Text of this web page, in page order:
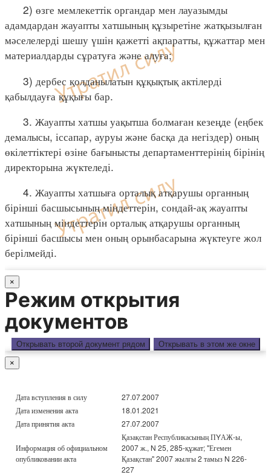
2) өзге мемлекеттік органдар мен лауазымды
адамдардан жауапты хатшының құзыретіне жатқызылған
мәселелерді шешу үшін қажетті ақпаратты, құжаттар мен
материалдарды сұратуға және алуға;
3) дербес қолданылатын құқықтық актілерді
қабылдауға құқығы бар.
3. Жауапты хатшы уақытша болмаған кезеңде (еңбек
демалысы, іссапар, ауруы және басқа да негіздер) оның
өкілеттіктері өзіне бағынысты департаменттерінің бірінің
директорына жүктеледі.
4. Жауапты хатшыға орталық атқарушы органның
бірінші басшысының міндеттерін, сондай-ақ жауапты
хатшының міндеттерін орталық атқарушы органның
бірінші басшысы мен оның орынбасарына жүктеуге жол
берілмейді.
×
Режим открытия
документов
Открывать второй документ рядом Открывать в этом же окне
×
Дата вступления в силу
27.07.2007
Дата изменения акта
18.01.2021
Дата принятия акта
27.07.2007
Информация об официальном
опубликовании акта
Қазақстан Республикасының ПYАЖ-ы,
2007 ж., N 25, 285-құжат; "Егемен
Қазақстан" 2007 жылғы 2 тамыз N 226-
227